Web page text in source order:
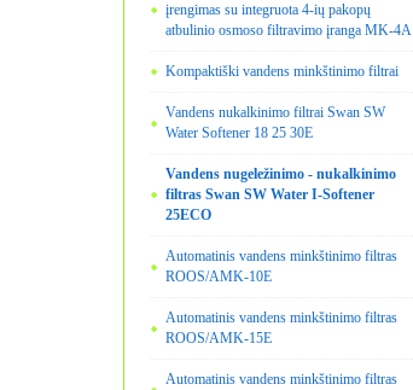
įrengimas su integruota 4-ių pakopų
atbulinio osmoso filtravimo įranga MK-4A
Kompaktiški vandens minkštinimo filtrai
Vandens nukalkinimo filtrai Swan SW
Water Softener 18 25 30E
Vandens nugeležinimo - nukalkinimo
filtras Swan SW Water I-Softener
25ECO
Automatinis vandens minkštinimo filtras
ROOS/AMK-10E
Automatinis vandens minkštinimo filtras
ROOS/AMK-15E
Automatinis vandens minkštinimo filtras